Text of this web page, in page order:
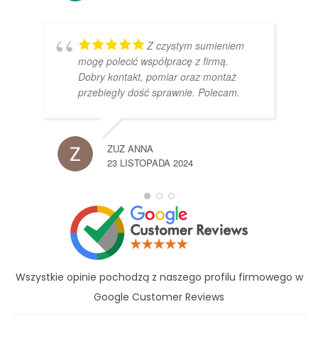
Z czystym sumieniem
mogę polecić współpracę z firmą.
Dobry kontakt, pomiar oraz montaż
przebiegły dość sprawnie. Polecam.
ZUZ ANNA
23 LISTOPADA 2024
Wszystkie opinie pochodzą z naszego profilu firmowego w
Google Customer Reviews